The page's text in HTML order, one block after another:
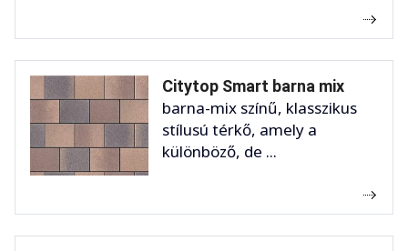
Citytop Smart barna mix
barna-mix színű, klasszikus
stílusú térkő, amely a
különböző, de ...